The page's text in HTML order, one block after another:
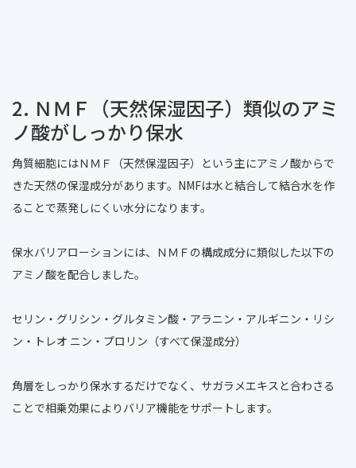
2. ＮＭＦ（天然保湿因子）類似のアミ
ノ酸がしっかり保水
角質細胞にはＮＭＦ（天然保湿因子）という主にアミノ酸からで
きた天然の保湿成分があります。NMFは水と結合して結合水を作
ることで蒸発しにくい水分になります。
保水バリアローションには、ＮＭＦの構成成分に類似した以下の
アミノ酸を配合しました。
セリン・グリシン・グルタミン酸・アラニン・アルギニン・リシ
ン・トレオ ニン・プロリン（すべて保湿成分）
角層をしっかり保水するだけでなく、サガラメエキスと合わさる
ことで相乗効果によりバリア機能をサポートします。